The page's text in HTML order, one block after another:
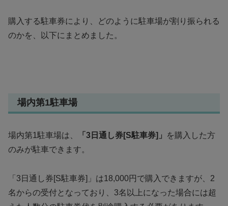
購入する駐車券により、どのように駐車場が割り振られる
のかを、以下にまとめました。
場内第1駐車場
場内第1駐車場は、 「3日通し券[S駐車券]」
を購入した方
のみが駐車できます。
「3日通し券[S駐車券]」は18,000円で購入できますが、2
名からの受付となっており、3名以上になった場合には超